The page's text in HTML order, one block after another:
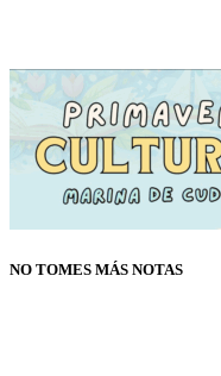
NO TOMES MÁS NOTAS